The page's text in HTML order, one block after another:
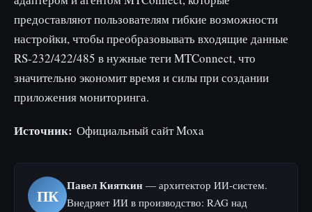
предоставляют пользователям гибкие возможности
настройки, чтобы преобразовывать входящие данные
RS-232/422/485 в нужные теги MTConnect, что
значительно экономит время и силы при создании
приложения мониторинга.
Источник: Официальный сайт Moxa
ПК
Павел Кияткин — архитектор ИИ-систем.
Внедряет ИИ в производство: RAG над